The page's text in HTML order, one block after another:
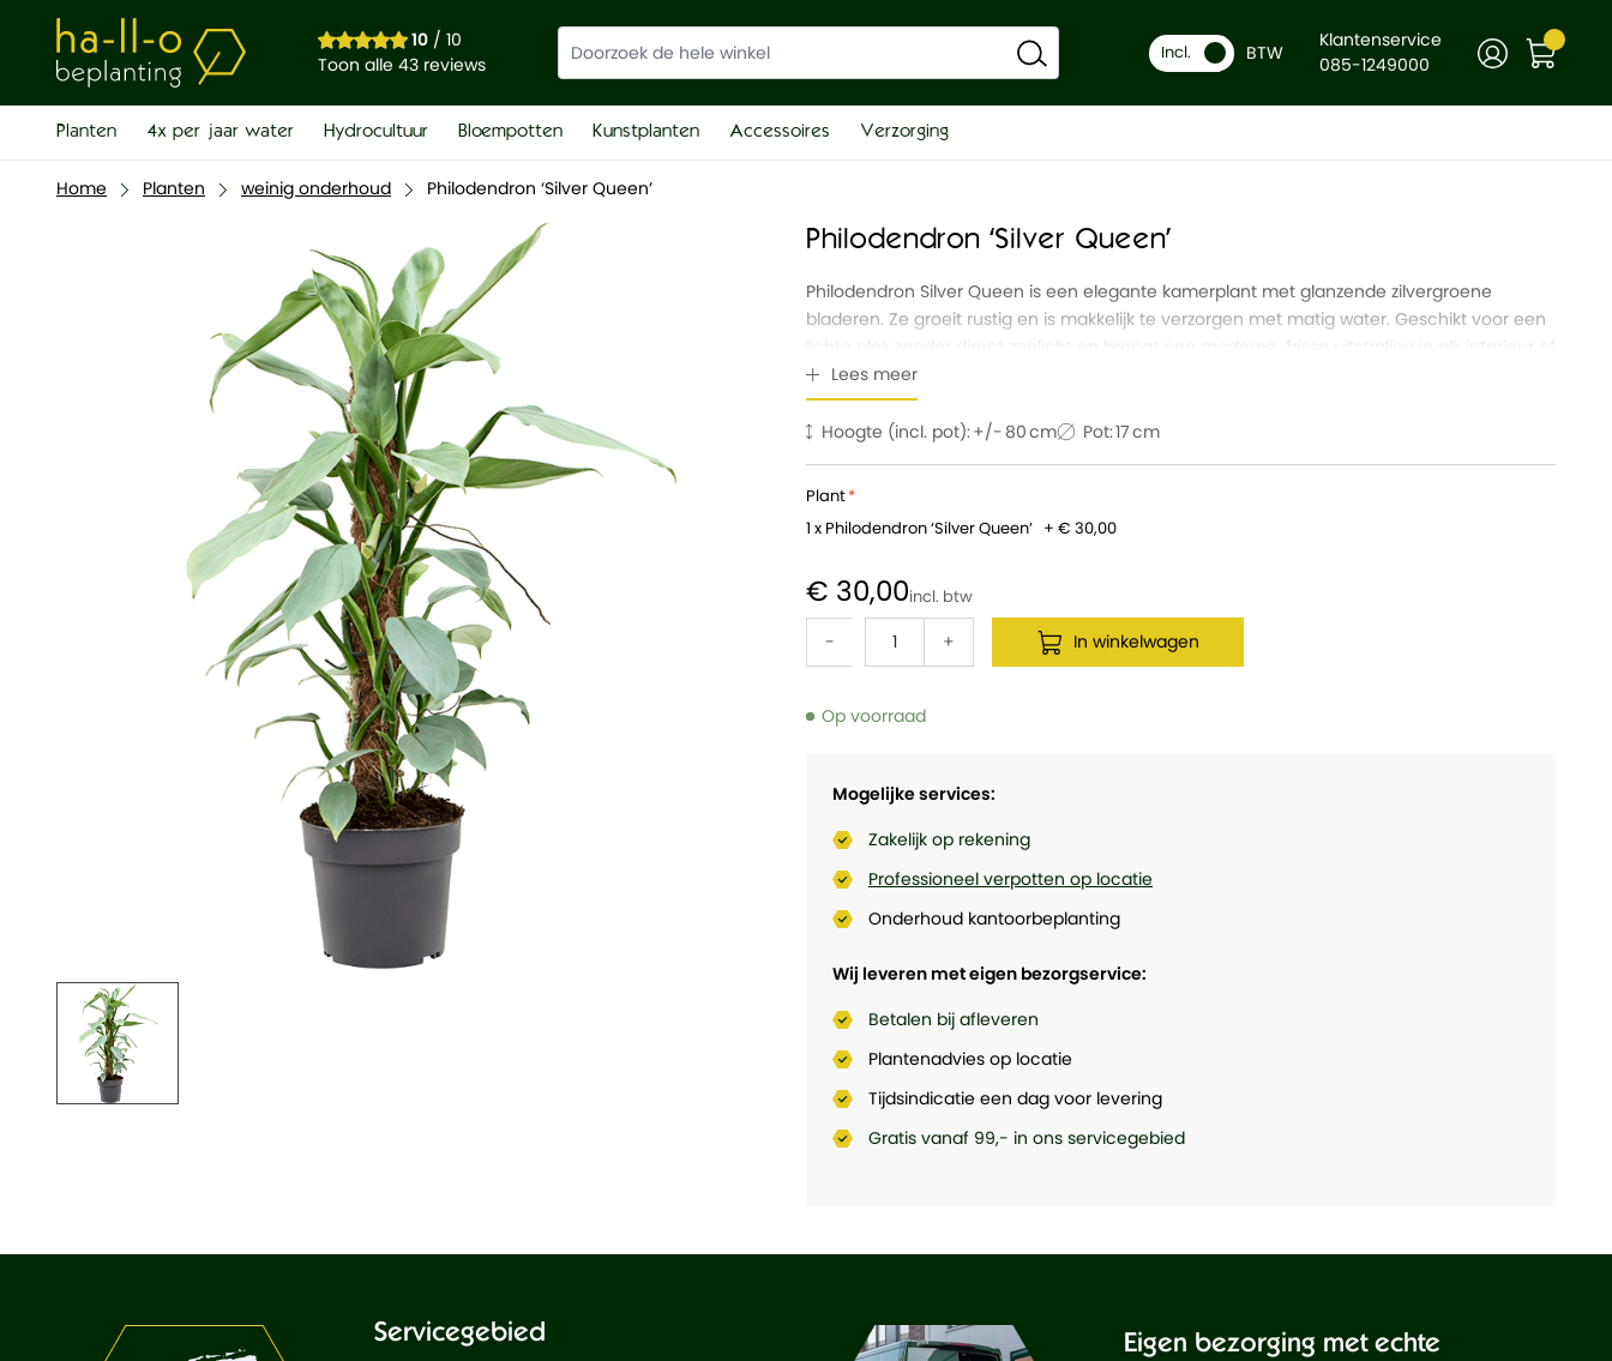
10/ 10
Toon alle 43 reviews
Incl. BTW
Klantenservice
085-1249000
Planten 4x per jaar water Hydrocultuur Bloempotten Kunstplanten Accessoires Verzorging
Home Planten weinig onderhoud Philodendron ‘Silver Queen’
Philodendron ‘Silver Queen’
Hoogte (incl. pot): 80 Pot:17
Mogelijke services:
Zakelijk op rekening
Professioneel verpotten op locatie
Onderhoud kantoorbeplanting
Wij leveren met eigen bezorgservice:
Betalen bij afleveren
Plantenadvies op locatie
Tijdsindicatie een dag voor levering
Gratis vanaf 99,- in ons servicegebied
Philodendron Silver Queen is een elegante kamerplant met glanzende zilvergroene
bladeren. Ze groeit rustig en is makkelijk te verzorgen met matig water. Geschikt voor een
kantoor.
Lees meer
Op voorraad
Plant
1 x Philodendron ‘Silver Queen’ + € 30,00
€ 30,00
- + In winkelwagen
Servicegebied
Eigen bezorging met echte